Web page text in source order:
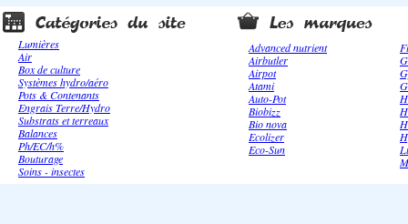
Lumières
Air
Box de culture
Systèmes hydro/aéro
Pots & Contenants
Engrais Terre/Hydro
Substrats et terreaux
Balances
Ph/EC/h%
Bouturage
Soins - insectes
Advanced nutrient
Airbutler
Airpot
Atami
Auto-Pot
Biobizz
Bio nova
Ecolizer
Eco-Sun